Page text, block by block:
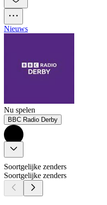
Nieuws
Nu spelen
BBC Radio Derby
Soortgelijke zenders
Soortgelijke zenders